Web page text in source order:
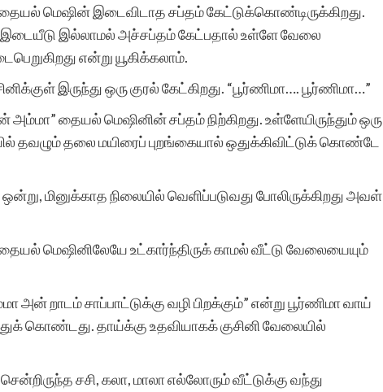
மெஷின் இடைவிடாத சப்தம் கேட்டுக்கொண்டிருக்கிறது.
இல்லாமல் அச்சப்தம் கேட்பதால் உள்ளே வேலை
என்று யூகிக்கலாம்.
இருந்து ஒரு குரல் கேட்கிறது. “பூர்ணிமா…. பூர்ணிமா…”
தையல் மெஷினின் சப்தம் நிற்கிறது. உள்ளேயிருந்தும் ஒரு
தவழும் தலை மயிரைப் புறங்கையால் ஒதுக்கிவிட்டுக் கொண்டே
ஒன்று, மினுக்காத நிலையில் வெளிப்படுவது போலிருக்கிறது அவள்
தையல் மெஷினிலேயே உட்கார்ந்திருக் காமல் வீட்டு வேலையையும்
றாடம் சாப்பாட்டுக்கு வழி பிறக்கும்” என்று பூர்ணிமா வாய்
கொண்டது. தாய்க்கு உதவியாகக் குசினி வேலையில்
சசி, கலா, மாலா எல்லோரும் வீட்டுக்கு வந்து